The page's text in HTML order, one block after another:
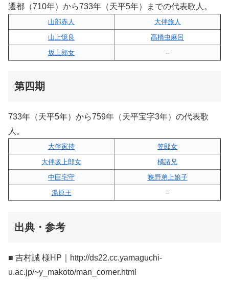
遷都（710年）から733年（天平5年）までの代表歌人。
山部赤人
大伴旅人
山上憶良
高橋虫麻呂
坂上郎女
–
第四期
733年（天平5年）から759年（天平宝字3年）の代表歌
人。
大伴家持
笠郎女
大伴坂上郎女
橘諸兄
中臣宅守
狭野弟上娘子
湯原王
–
出典・参考
■ 吉村誠 様HP｜http://ds22.cc.yamaguchi-
u.ac.jp/~y_makoto/man_corner.html